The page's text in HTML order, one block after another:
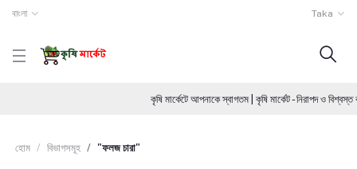
বাংলা Taka
কৃষি মার্কেটে আপনাকে স্বাগতম | কৃষি মার্কেট - নিরাপদ ও
হোম বিভাগসমূহ "ফলজ চারা"